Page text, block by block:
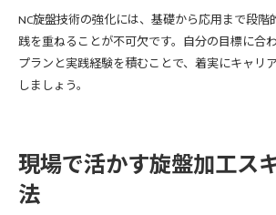
NC旋盤技術の強化には、基礎から応用まで段
践を重ねることが不可欠です。自分の目標に合
プランと実践経験を積むことで、着実にキャリ
しましょう。
現場で活かす旋盤加工ス
法